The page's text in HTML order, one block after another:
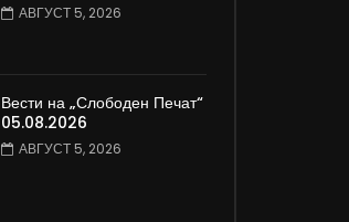
АВГУСТ 5, 2026
Вести на „Слободен Печат“
05.08.2026
АВГУСТ 5, 2026